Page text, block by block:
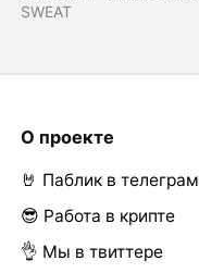
SWEAT
О проекте
🤘 Паблик в телеграм
😎 Работа в крипте
👌 Мы в твиттере